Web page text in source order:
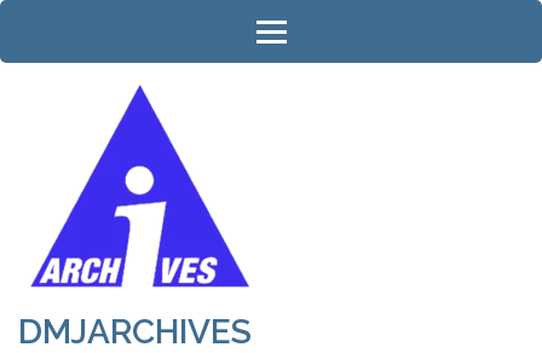
Aller
contenu
DMJARCHIVES